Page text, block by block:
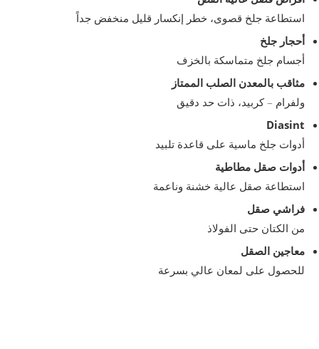
استطاعة جلخ قصوى، خطر إنكسار قليل منخفض جداً
أحجار جلخ
أجسام جلخ متماسكة بالخزف
مثاقب بالمعدن الصلب الممتاز
ولفرام – كربيد، ذات حد دقيق
Diasint
أدوات جلخ ماسية على قاعدة تلبيد
أدوات صقل مطاطية
استطاعة صقل عالية خشنة وناعمة
فراشي صقل
من الكتان حتى الفولاذ
معاجين الصقل
للحصول على لمعان عالي بسرعة